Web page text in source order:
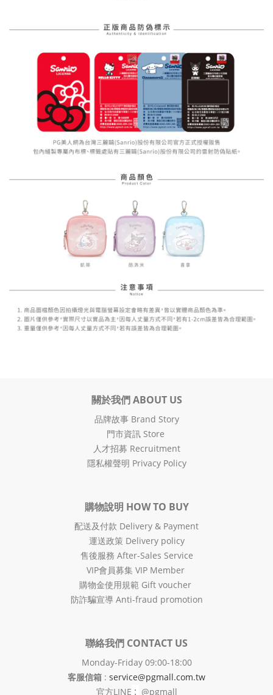
關於我們 ABOUT US
品牌故事 Brand Story
門市資訊 Store
人才招募 Recruitment
隱私權聲明 Privacy Policy
購物說明 HOW TO BUY
配送及付款 Delivery & Payment
運送政策 Delivery policy
售後服務 After-Sales Service
VIP會員募集 VIP Member
購物金使用規範 Gift voucher
防詐騙宣導 Anti-fraud promotion
聯絡我們 CONTACT US
Monday-Friday 09:00-18:00
客服信箱 : service@pgmall.com.tw
官方LINE : @pgmall